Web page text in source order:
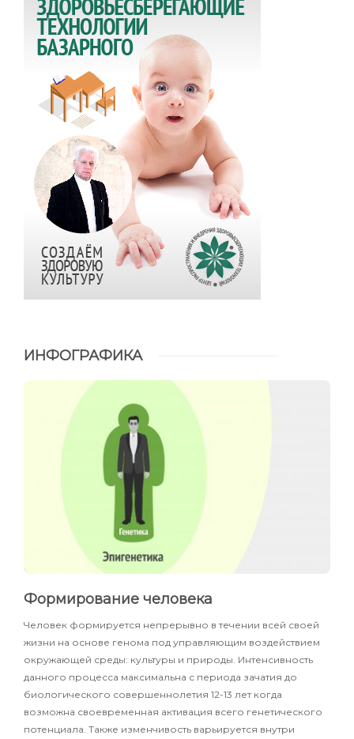
ИНФОГРАФИКА
Формирование человека
Человек формируется непрерывно в течении всей своей
жизни на основе генома под управляющим воздействием
окружающей среды: культуры и природы. Интенсивность
данного процесса максимальна с периода зачатия до
биологического совершеннолетия 12-13 лет когда
возможна своевременная активация всего генетического
потенциала. Также изменчивость варьируется внутри